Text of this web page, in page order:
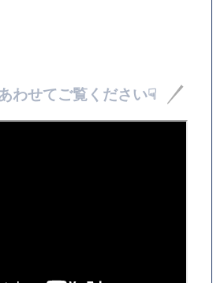
わせてご覧ください☟